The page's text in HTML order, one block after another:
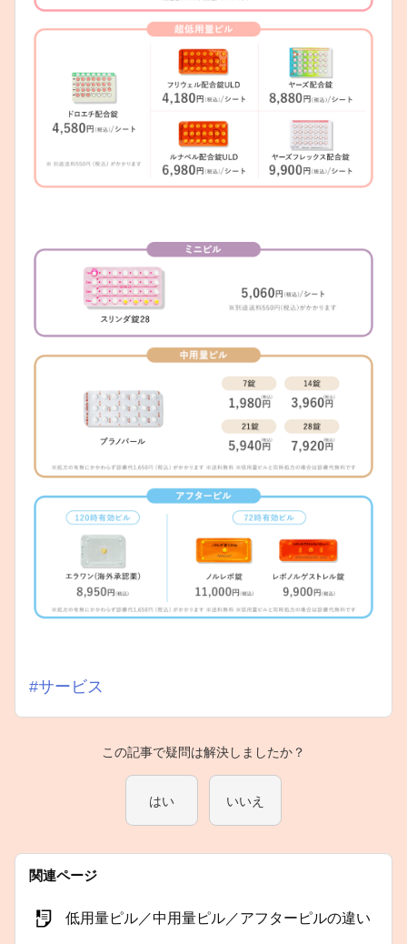
#サービス
この記事で疑問は解決しましたか？
はい いいえ
関連ページ
低用量ピル／中用量ピル／アフターピルの違い